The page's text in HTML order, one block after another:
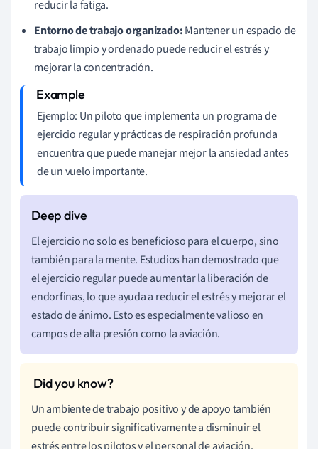
reducir la fatiga.
Entorno de trabajo organizado:Mantener un espacio de
trabajo limpio y ordenado puede reducir el estrés y
mejorar la concentración.
Ejemplo: Un piloto que implementa un programa de
ejercicio regular y prácticas de respiración profunda
encuentra que puede manejar mejor la ansiedad antes
de un vuelo importante.
El ejercicio no solo es beneficioso para el cuerpo, sino
también para la mente. Estudios han demostrado que
el ejercicio regular puede aumentar la liberación de
endorfinas, lo que ayuda a reducir el estrés y mejorar el
estado de ánimo. Esto es especialmente valioso en
campos de alta presión como la aviación.
Un ambiente de trabajo positivo y de apoyo también
puede contribuir significativamente a disminuir el
estrés entre los pilotos y el personal de aviación.